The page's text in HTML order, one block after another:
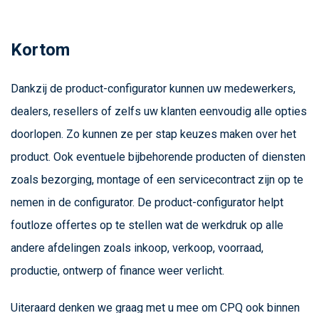
Kortom
Dankzij de product-configurator kunnen uw medewerkers,
dealers, resellers of zelfs uw klanten eenvoudig alle opties
doorlopen. Zo kunnen ze per stap keuzes maken over het
product. Ook eventuele bijbehorende producten of diensten
zoals bezorging, montage of een servicecontract zijn op te
nemen in de configurator. De product-configurator helpt
foutloze offertes op te stellen wat de werkdruk op alle
andere afdelingen zoals inkoop, verkoop, voorraad,
productie, ontwerp of finance weer verlicht.
Uiteraard denken we graag met u mee om CPQ ook binnen